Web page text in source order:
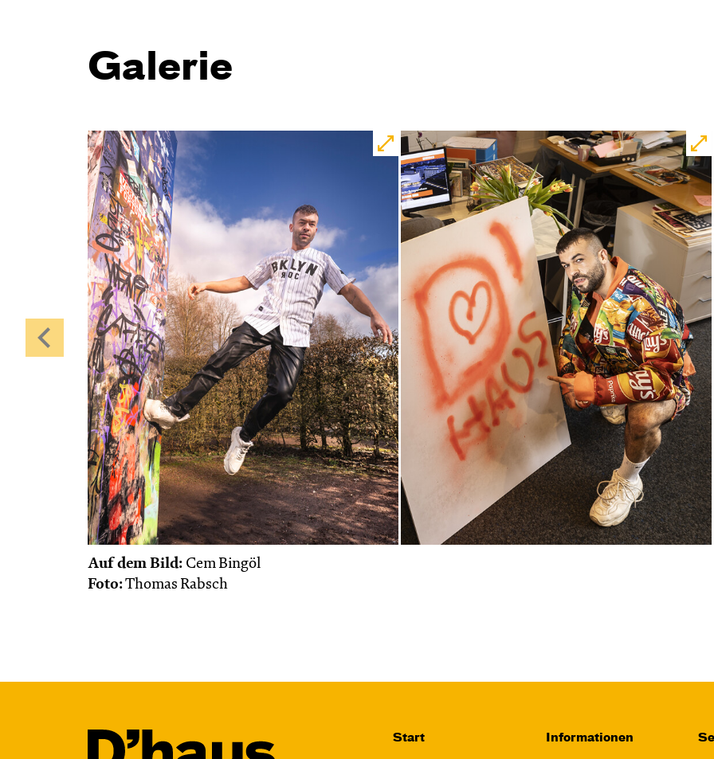
2.0
von Kim Langner — nach dem Roman
Central 1
Karten
Karten
So, 25.10. / 16:00 –
17:00
JUNGES SCHAUSPIEL
FAMILIENVORSTELLUNG
Das NEIN­horn
von Marc-Uwe Kling und Astrid Henn
Regie: Philipp Alfons Heitmann,
Matts Johan Leenders
Central 1
Karten
Fr, 30.10. / 19:00
JUNGES SCHAUSPIEL
Samurai X
Takao Baba & Ensemblefrei nach
FilmDie sieben Samuraivon
Akira Kurosawa
Regie
Takao Baba
Central 1
Karten
2.0
2.0
Galerie
Auf dem Bild: Cem Bingöl
Foto:Thomas Rabsch
Start Informationen